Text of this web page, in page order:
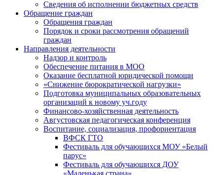
Сведения об исполнении бюджетных средств
Обращение граждан
Обращения граждан
Порядок и сроки рассмотрения обращений
граждан
Направления деятельности
Надзор и контроль
Обеспечение питания в МОО
Оказание бесплатной юридической помощи
«Снижение бюрократической нагрузки»
Подготовка муниципальных образовательных
организаций к новому уч.году
Финансово-хозяйственная деятельность
Августовская педагогическая конференция
Воспитание, социализация, профориентация
ВФСК ГТО
Фестиваль для обучающихся МОУ «Белый
парус»
Фестиваль для обучающихся ДОУ